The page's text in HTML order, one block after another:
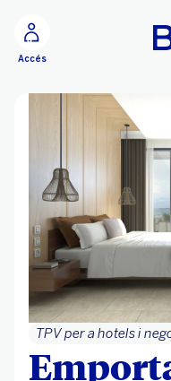
Accés
TPV per a hotels i